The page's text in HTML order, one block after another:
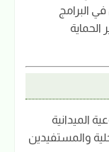
البرامج
الحماية
الميدانية
والمستفيدين